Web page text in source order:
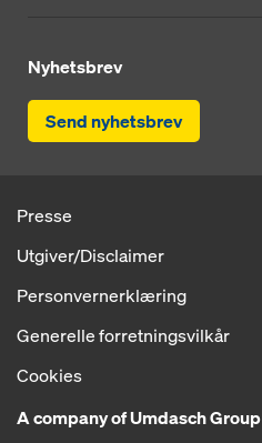
Nyhetsbrev
Send nyhetsbrev
Presse
Utgiver/Disclaimer
Personvernerklæring
Generelle forretningsvilkår
Cookies
A company of Umdasch Group